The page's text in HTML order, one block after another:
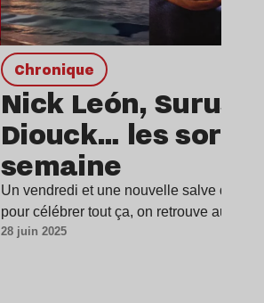
chronique
Nick León,
Diouck… les
semaine
Un vendredi et une nouvelle salve de
pour célébrer tout ça, on retrouve au
28 juin 2025